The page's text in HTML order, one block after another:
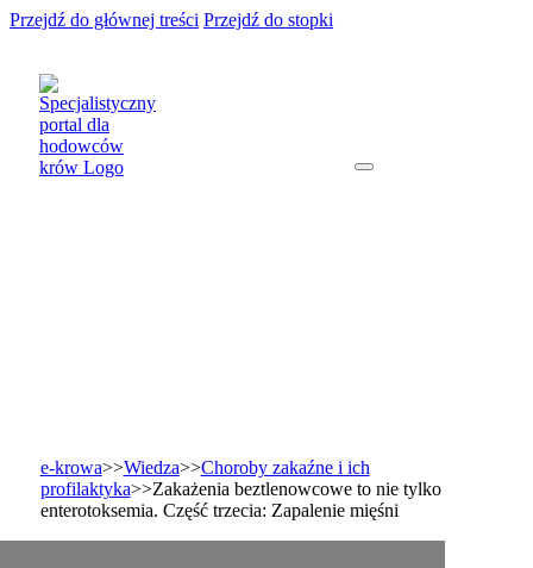
Przejdź do głównej treści Przejdź do stopki
e-krowa>>Wiedza>>Choroby zakaźne i ich
profilaktyka>>Zakażenia beztlenowcowe to nie tylko
enterotoksemia. Część trzecia: Zapalenie mięśni